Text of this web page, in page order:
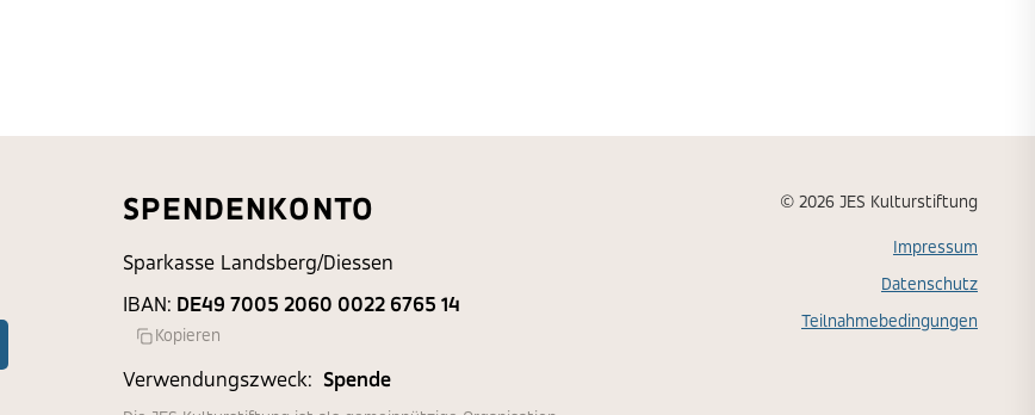
SPENDENKONTO
Sparkasse Landsberg/Diessen
IBAN: DE49 7005 2060 0022 6765 14
Kopieren
Verwendungszweck: Spende
© 2026 JES Kulturstiftung
Impressum
Datenschutz
Teilnahmebedingungen